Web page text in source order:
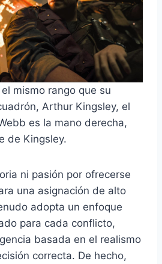
mismo rango que su
Arthur Kingsley, el
es la mano derecha,
de Kingsley.
ni pasión por ofrecerse
una asignación de alto
adopta un enfoque
para cada conflicto,
basada en el realismo
correcta. De hecho,